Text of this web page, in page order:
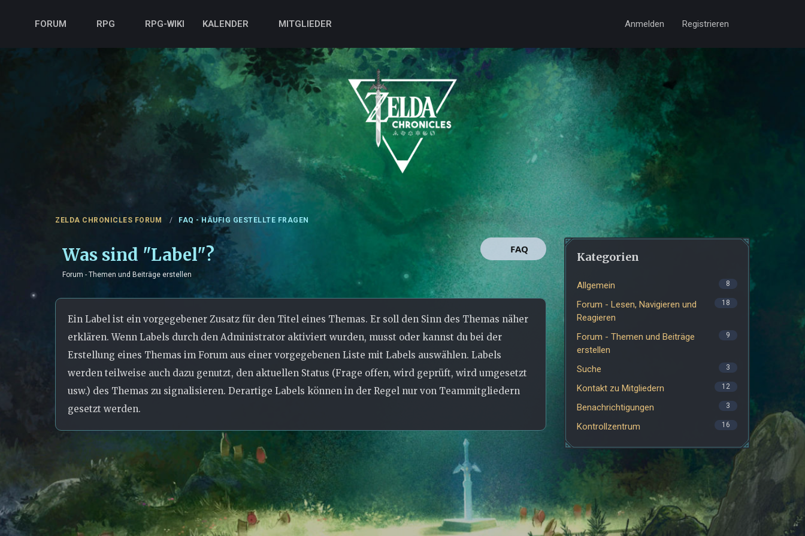
FORUM RPG RPG-WIKI KALENDER MITGLIEDER Anmelden Registrieren
ZELDA CHRONICLES FORUM FAQ - HÄUFIG GESTELLTE FRAGEN
Was sind "Label"?
Forum - Themen und Beiträge erstellen
FAQ
Ein Label ist ein vorgegebener Zusatz für den Titel eines Themas. Er soll den Sinn des Themas näher
erklären. Wenn Labels durch den Administrator aktiviert wurden, musst oder kannst du bei der
Erstellung eines Themas im Forum aus einer vorgegebenen Liste mit Labels auswählen. Labels
werden teilweise auch dazu genutzt, den aktuellen Status (Frage offen, wird geprüft, wird umgesetzt
usw.) des Themas zu signalisieren. Derartige Labels können in der Regel nur von Teammitgliedern
gesetzt werden.
Kategorien
Allgemein 8
Forum - Lesen, Navigieren und
Reagieren
18
Forum - Themen und Beiträge
erstellen
9
Suche 3
Kontakt zu Mitgliedern 12
Benachrichtigungen 3
Kontrollzentrum 16